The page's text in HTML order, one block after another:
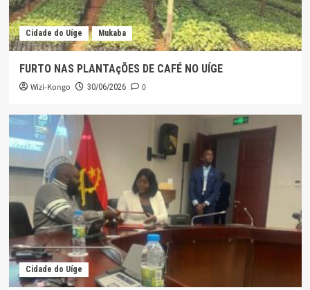
Cidade do Uíge Mukaba
FURTO NAS PLANTAçÕES DE CAFÉ NO UÍGE
Wizi-Kongo 30/06/2026 0
Cidade do Uíge